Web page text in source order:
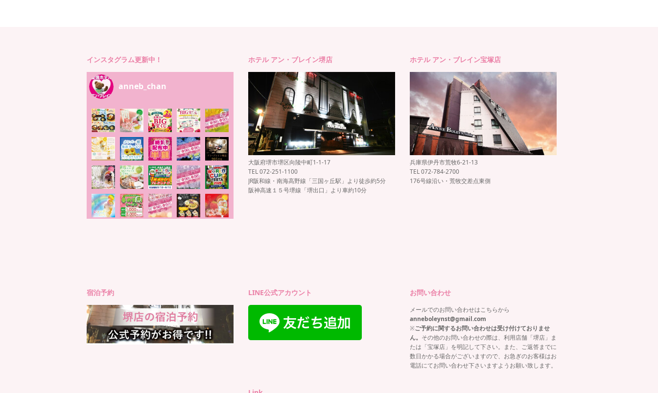
インスタグラム更新中！
anneb_chan
ホテル アン・ブレイン堺店
大阪府堺市堺区向陵中町1-1-17
TEL 072-251-1100
JR阪和線・南海高野線「三国ヶ丘駅」より徒歩約5分
阪神高速１５号堺線「堺出口」より車約10分
ホテル アン・ブレイン宝塚店
兵庫県伊丹市荒牧6-21-13
TEL 072-784-2700
176号線沿い・荒牧交差点東側
宿泊予約 LINE公式アカウント お問い合わせ
メールでのお問い合わせはこちらから
anneboleynst@gmail.com
※ご予約に関するお問い合わせは受け付けておりませ
ん。 その他のお問い合わせの際は、利用店舗「堺店」ま
たは「宝塚店」を明記して下さい。また、ご返答までに
数日かかる場合がございますので、お急ぎのお客様はお
電話にてお問い合わせ下さいますようお願い致します。